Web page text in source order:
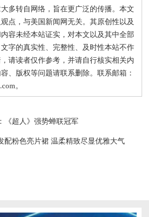
转自网络，旨在更广泛的传播。本文
点，与美国新闻网无关。其原创性以及
容未经本站证实，对本文以及其中全部
字的真实性、完整性、及时性本站不作
请读者仅作参考，并请自行核实相关内
、版权等问题请联系删除。联系邮箱：
。
《超人》强势蝉联冠军
配粉色亮片裙 温柔精致尽显优雅大气